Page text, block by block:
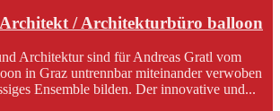
/ Architekturbüro balloon
Architektur sind für Andreas Gratl vom
in Graz untrennbar miteinander verwoben
Ensemble bilden. Der innovative und...